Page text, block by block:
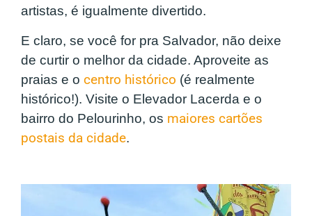
artistas, é igualmente divertido.
E claro, se você for pra Salvador, não deixe
de curtir o melhor da cidade. Aproveite as
praias e o centro histórico (é realmente
histórico!). Visite o Elevador Lacerda e o
bairro do Pelourinho, os maiores cartões
postais da cidade.